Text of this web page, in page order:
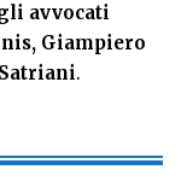
avvocati
Giampiero
.